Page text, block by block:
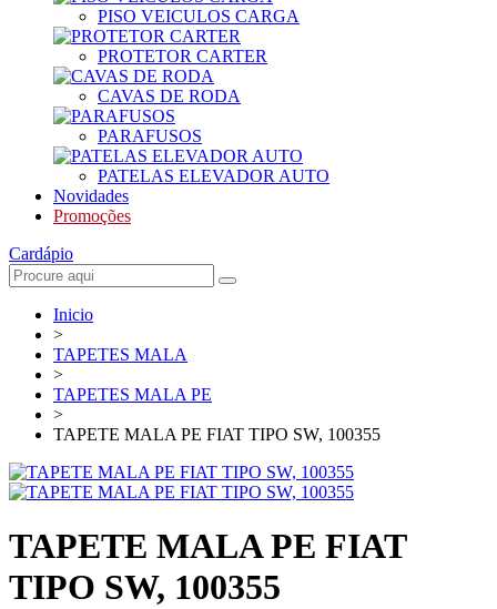
PISO VEICULOS CARGA
PROTETOR CARTER
CAVAS DE RODA
PARAFUSOS
PATELAS ELEVADOR AUTO
Novidades
Promoções
Cardápio
Inicio
>
TAPETES MALA
>
TAPETES MALA PE
>
TAPETE MALA PE FIAT TIPO SW, 100355
TAPETE MALA PE FIAT
TIPO SW, 100355